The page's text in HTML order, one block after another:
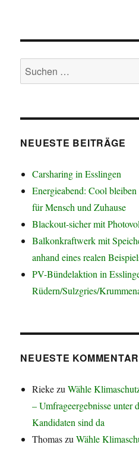
Suchen
nach:
NEUESTE BEITRÄGE
Carsharing in Esslingen
Energieabend: Cool
für Mensch und Zuhause
Blackout-sicher mit
Balkonkraftwerk mit
anhand eines realen
PV-Bündelaktion in
Rüdern/Sulzgries/
NEUESTE
RiekezuWähle
– Umfrageergebnisse unter
Kandidaten sind da
ThomaszuWähle